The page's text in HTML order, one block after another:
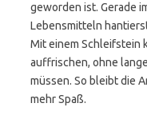
geworden ist. Gerade
Lebensmitteln
Mit einem Schleifstein
auffrischen, ohne
müssen. So bleibt die
mehr Spaß.